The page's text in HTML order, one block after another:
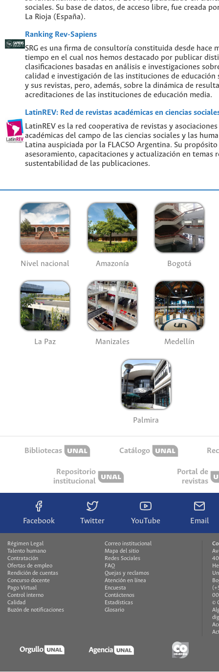
sociales. Su base de datos, de acceso libre, fue creada
La Rioja (España).
Ranking Rev-Sapiens
SRG es una firma de consultoría constituida desde hace
tiempo en el cual nos hemos destacado por publicar
clasificaciones basadas en análisis e investigaciones
calidad e investigación de las instituciones de educación
y sus revistas, pero, además, sobre la dinámica de
acreditaciones de las instituciones de educación media.
LatinREV: Red de revistas académicas en ciencias
LatinREV es la red cooperativa de revistas y
académicas del campo de las ciencias sociales y las
Latina auspiciada por la FLACSO Argentina. Su
asesoramiento, capacitaciones y actualización en temas
sustentabilidad de las publicaciones.
Nivel nacional Amazonía Bogotá
La Paz Manizales Medellín
Palmira
Bibliotecas Catálogo
Repositorio
institucional
Portal de
revistas
Facebook Twitter YouTube Email
Régimen Legal
Talento humano
Contratación
Ofertas de empleo
Rendición de cuentas
Concurso docente
Pago Virtual
Control interno
Calidad
Buzón de notificaciones
Correo institucional
Mapa del sitio
Redes Sociales
FAQ
Quejas y reclamos
Atención en línea
Encuesta
Contáctenos
Estadísticas
Glosario
©